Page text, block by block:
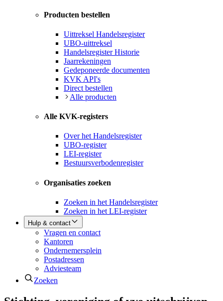
Producten bestellen
Uittreksel Handelsregister
UBO-uittreksel
Handelsregister Historie
Jaarrekeningen
Gedeponeerde documenten
KVK API's
Direct bestellen
Alle producten
Alle KVK-registers
Over het Handelsregister
UBO-register
LEI-register
Bestuursverbodenregister
Organisaties zoeken
Zoeken in het Handelsregister
Zoeken in het LEI-register
Hulp & contact
Vragen en contact
Kantoren
Ondernemersplein
Postadressen
Adviesteam
Zoeken